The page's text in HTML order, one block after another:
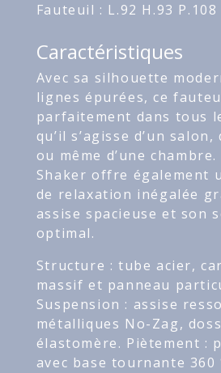
Fauteuil : L.92 H.93 P.108
Caractéristiques
Avec sa silhouette
lignes épurées, ce
parfaitement dans tous
qu’il s’agisse d’un salon,
ou même d’une
Shaker offre également
de relaxation inégalée
assise spacieuse et son
optimal.
Structure : tube acier,
massif et panneau
Suspension : assise
métalliques No-Zag,
élastomère. Piètement :
avec base tournante 360